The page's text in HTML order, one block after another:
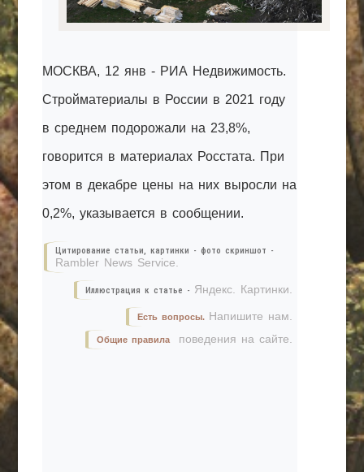
МОСКВА, 12 янв - РИА Недвижимость.
Стройматериалы в России в 2021 году
в среднем подорожали на 23,8%,
говорится в материалах Росстата. При
этом в декабре цены на них выросли на
0,2%, указывается в сообщении.
Цитирование статьи, картинки - фото скриншот -
Rambler News Service.
Иллюстрация к статье - Яндекс. Картинки.
Есть вопросы. Напишите нам.
Общие правила поведения на сайте.